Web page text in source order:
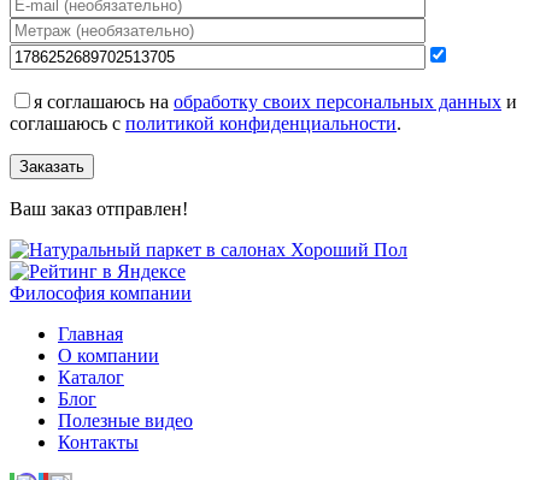
я соглашаюсь на обработку своих персональных данных и
соглашаюсь с политикой конфиденциальности.
Заказать
Ваш заказ отправлен!
Философия компании
Главная
О компании
Каталог
Блог
Полезные видео
Контакты